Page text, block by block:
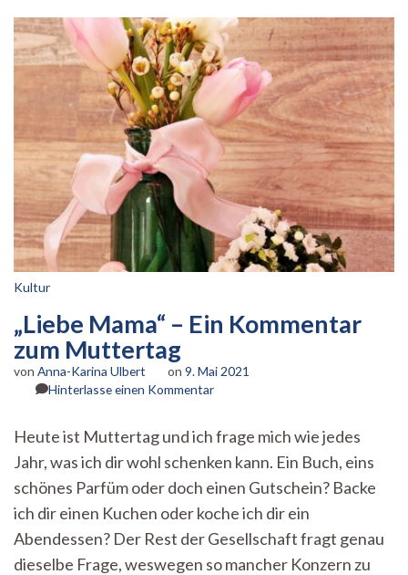
Kultur
„Liebe Mama“ – Ein Kommentar
zum Muttertag
von Anna-Karina Ulbert on 9. Mai 2021
Hinterlasse einen Kommentarzu
–
Ein
Kommentar
zum
Muttertag
Heute ist Muttertag und ich frage mich wie jedes
Jahr, was ich dir wohl schenken kann. Ein Buch, eins
schönes Parfüm oder doch einen Gutschein? Backe
ich dir einen Kuchen oder koche ich dir ein
Abendessen? Der Rest der Gesellschaft fragt genau
dieselbe Frage, weswegen so mancher Konzern zu